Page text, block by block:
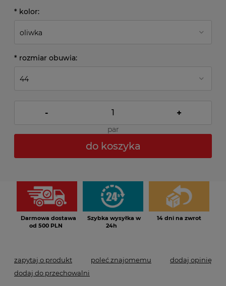
* kolor:
* rozmiar obuwia:
- +
par
do koszyka
Darmowa dostawa
od 500 PLN
Szybka wysyłka w
24h
14 dni na zwrot
zapytaj o produkt poleć znajomemu
dodaj opinię
dodaj do przechowalni